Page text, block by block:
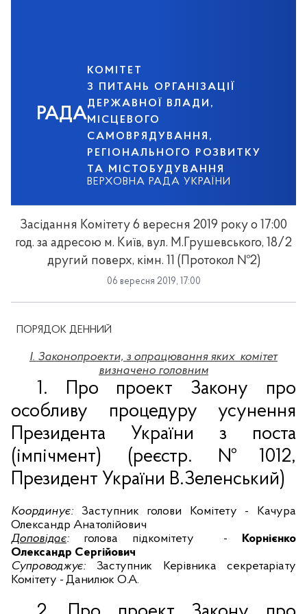
РАДА
КОМІТЕТ
З ПИТАНЬ ОРГАНІЗАЦІЇ
ДЕРЖАВНОЇ ВЛАДИ,
МІСЦЕВОГО
САМОВРЯДУВАННЯ,
РЕГІОНАЛЬНОГО РОЗВИТКУ
ТА МІСТОБУДУВАННЯ
ВЕРХОВНА РАДА УКРАЇНИ
Засідання Комітету 6 вересня 2019 року о 17:00
год. за адресою м. Київ, вул. М.Грушевського, 18/2
другий поверх, кімн. 11 (Протокол №2)
06 вересня 2019, 17:00
ПОРЯДОК ДЕННИЙ
І. Законопроекти, з опрацювання яких комітет
визначено головним
1. Про проект Закону про
особливу процедуру усунення
Президента України з поста
(імпічмент) (реєстр. №1012,
Президент України В.Зеленський)
Координує: Заступник голови Комітету - Качура
Олександр Анатолійович
Доповідає: голова підкомітету -
Корнієнко
Олександр Сергійович
Супроводжує: Заступник Керівника секретаріату
Комітету - Данилюк О.А.